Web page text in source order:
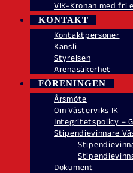
VIK-Kronan med fri
KONTAKT
Kontaktpersoner
Kansli
Styrelsen
Arenasäkerhet
FÖRENINGEN
Årsmöte
Om Västerviks IK
Integritetspolicy –
Stipendievinnare
Dokument